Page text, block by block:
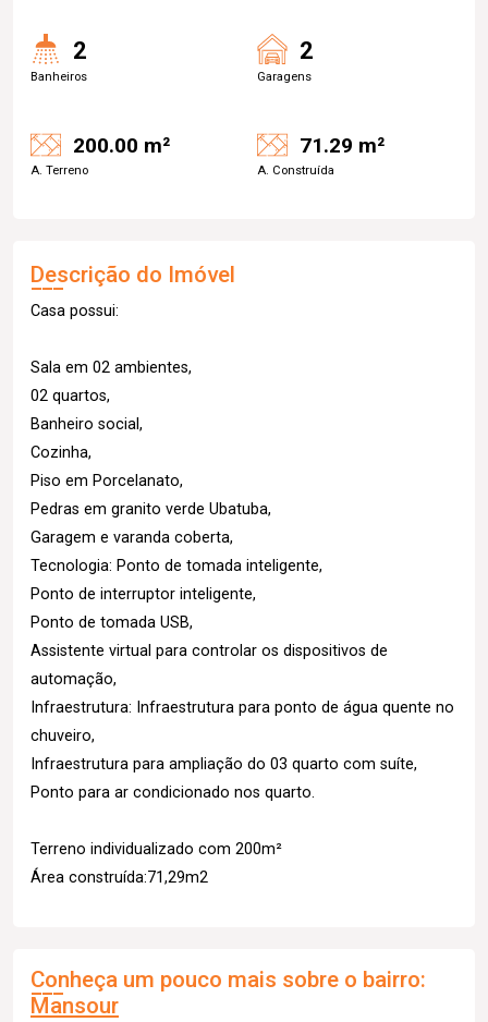
2
Banheiros
2
Garagens
200.00 m²
A. Terreno
71.29 m²
A. Construída
Descrição do Imóvel
Casa possui:
Sala em 02 ambientes,
02 quartos,
Banheiro social,
Cozinha,
Piso em Porcelanato,
Pedras em granito verde Ubatuba,
Garagem e varanda coberta,
Tecnologia: Ponto de tomada inteligente,
Ponto de interruptor inteligente,
Ponto de tomada USB,
Assistente virtual para controlar os dispositivos de
automação,
Infraestrutura: Infraestrutura para ponto de água quente no
chuveiro,
Infraestrutura para ampliação do 03 quarto com suíte,
Ponto para ar condicionado nos quarto.
Terreno individualizado com 200m²
Área construída:71,29m2
Conheça um pouco mais sobre o bairro:
Mansour